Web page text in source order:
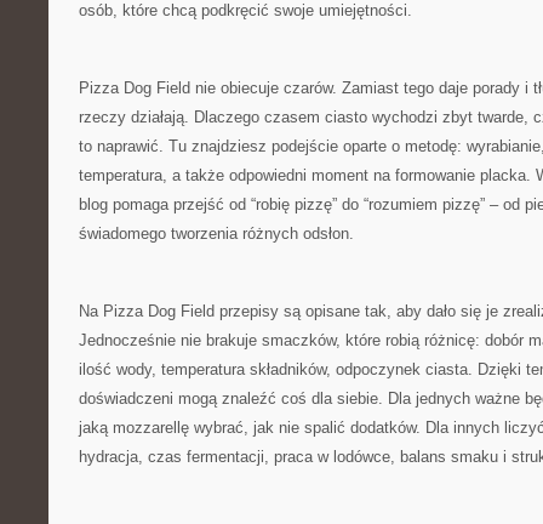
osób, które chcą podkręcić swoje umiejętności.
Pizza Dog Field nie obiecuje czarów. Zamiast tego daje porady i
rzeczy działają. Dlaczego czasem ciasto wychodzi zbyt twarde,
to naprawić. Tu znajdziesz podejście oparte o metodę:
temperatura, a także odpowiedni moment na formowanie placka.
blog pomaga przejść od “robię pizzę” do “rozumiem pizzę” – od
świadomego tworzenia różnych odsłon.
Na Pizza Dog Field przepisy są opisane tak, aby dało się je
Jednocześnie nie brakuje smaczków, które robią różnicę: dobór
ilość wody, temperatura składników, odpoczynek ciasta. Dzięki
doświadczeni mogą znaleźć coś dla siebie. Dla jednych ważne
jaką mozzarellę wybrać, jak nie spalić dodatków. Dla innych
hydracja, czas fermentacji, praca w lodówce, balans smaku i